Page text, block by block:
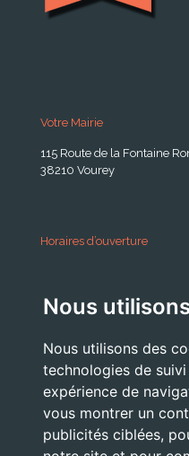
Nous
Nous utilisons des
technologies de
expérience de
vous montrer un
publicités ciblées,
Votre Mairie
115 Route de la Fontaine
38210 Vourey
Horaires d’ouverture
Lundi . Mardi : 10h 12h /16h
Jeudi . Vendredi : 13h30 / 17h
Nous Contacter